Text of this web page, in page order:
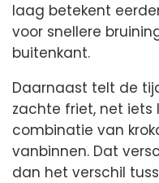
laag betekent
voor snellere
buitenkant.
Daarnaast telt de
zachte friet, net
combinatie van
vanbinnen. Dat
dan het verschil